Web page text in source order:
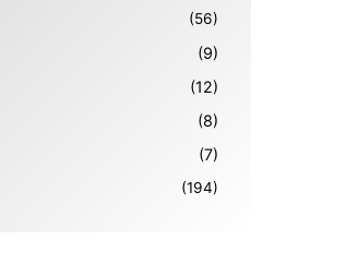
(56)
(9)
(12)
(8)
(7)
(194)